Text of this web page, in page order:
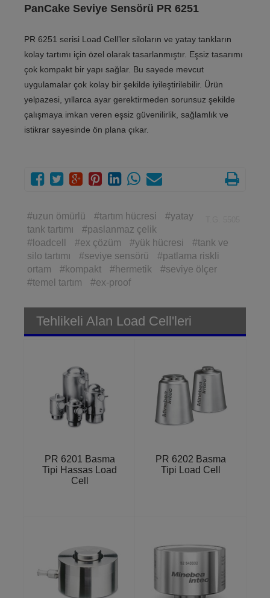
PanCake Seviye Sensörü PR 6251
PR 6251 serisi Load Cell’ler siloların ve yatay tankların
kolay tartımı için özel olarak tasarlanmıştır. Eşsiz tasarımı
çok kompakt bir yapı sağlar. Bu sayede mevcut
uygulamalar çok kolay bir şekilde iyileştirilebilir. Ürün
yelpazesi, yıllarca ayar gerektirmeden sorunsuz şekilde
çalışmaya imkan veren eşsiz güvenilirlik, sağlamlık ve
istikrar sayesinde ön plana çıkar.
#uzun ömürlü #tartım hücresi
#yatay
tank tartımı
#paslanmaz çelik
#loadcell
#ex çözüm #yük hücresi
#tank ve
silo tartımı
#seviye sensörü
#patlama riskli
ortam
#kompakt #hermetik
#seviye ölçer
#temel tartım
#ex-proof
Tehlikeli Alan Load Cell'leri
PR 6201 Basma
Tipi Hassas Load
Cell
PR 6202 Basma
Tipi Load Cell